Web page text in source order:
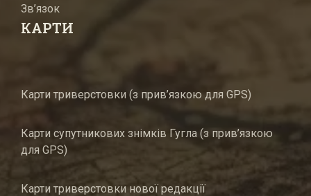
Зв’язок
КАРТИ
Карти триверстовки (з прив’язкою для GPS)
Карти супутникових знімків Гугла (з прив’язкою
для GPS)
Карти триверстовки нової редакції